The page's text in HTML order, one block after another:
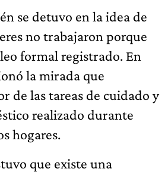
se detuvo en la idea de
no trabajaron porque
formal registrado. En
la mirada que
de las tareas de cuidado y
realizado durante
hogares.
que existe una